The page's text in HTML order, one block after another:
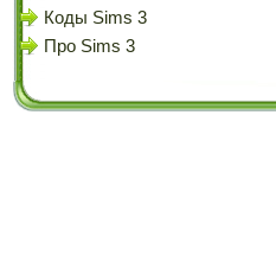
Коды Sims 3
Про Sims 3